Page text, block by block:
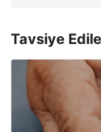
Tavsiye